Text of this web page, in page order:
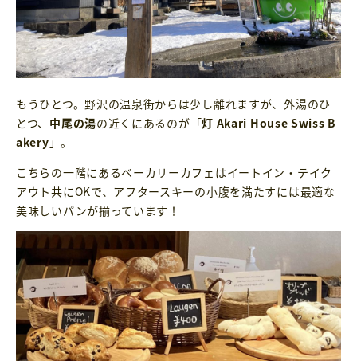
もうひとつ。野沢の温泉街からは少し離れますが、外湯のひ
とつ、 中尾の湯の近くにあるのが「灯 Akari House Swiss B
akery 」。
こちらの一階にあるベーカリーカフェはイートイン・テイク
アウト共にOKで、アフタースキーの小腹を満たすには最適な
美味しいパンが揃っています！